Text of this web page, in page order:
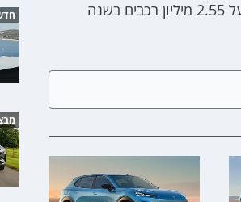
CHANGAN מחזיקה במותגים עצמאיים כמו UNI, NEVO, AVATR ו-Deepal, ומכרה מעל 2.55 מיליון רכבים בשנה